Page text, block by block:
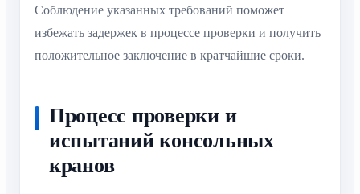
Соблюдение указанных требований поможет
избежать задержек в процессе проверки и получить
положительное заключение в кратчайшие сроки.
Процесс проверки и
испытаний консольных
кранов